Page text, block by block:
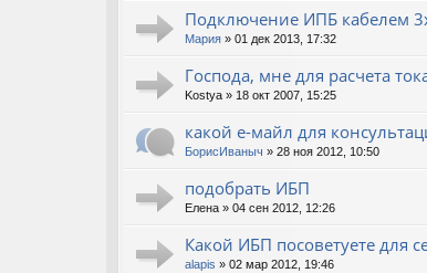
Подключение ИПБ кабелем
Мария » 01 дек 2013, 17:32
Господа, мне для расчета
Kostya » 18 окт 2007, 15:25
какой е-майл для
БорисИваныч » 28 ноя 2012, 10:50
подобрать ИБП
Елена » 04 сен 2012, 12:26
Какой ИБП посоветуете для
alapis » 02 мар 2012, 19:46